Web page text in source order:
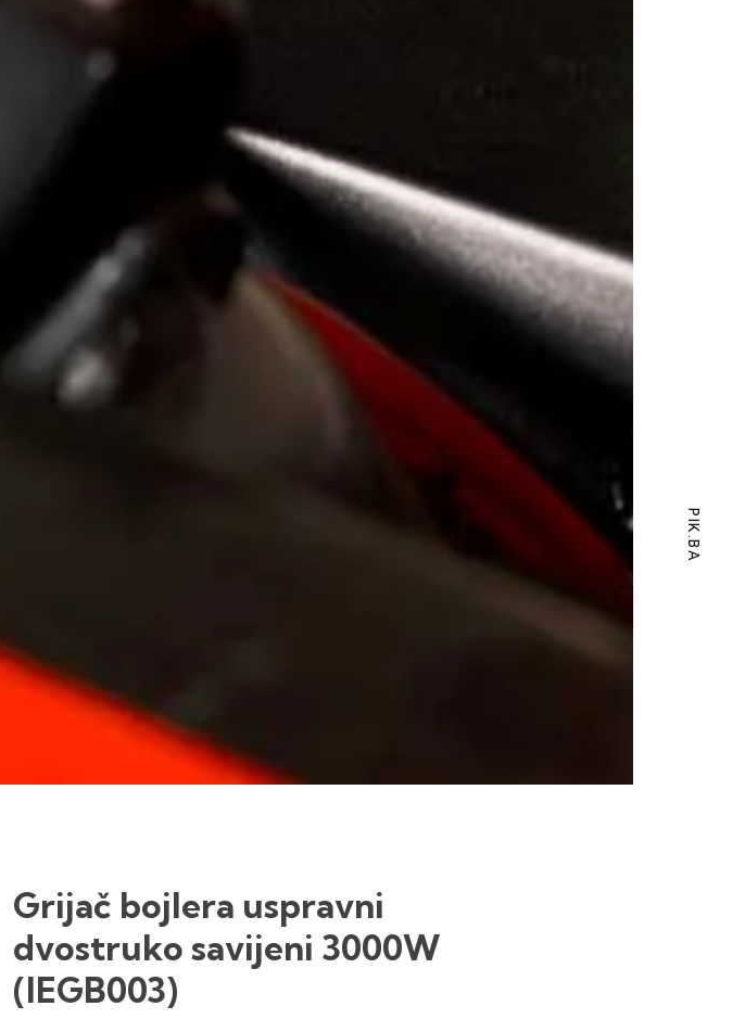
Grijač bojlera uspravni
dvostruko savijeni 3000W
(IEGB003)
PIK.BA